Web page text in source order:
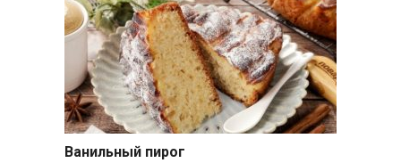
Ванильный пирог